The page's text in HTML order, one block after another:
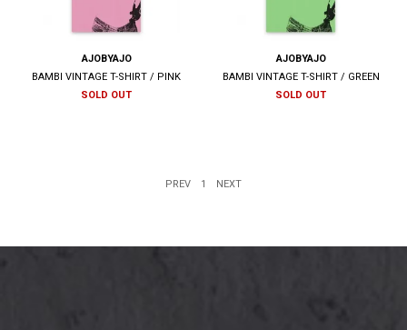
AJOBYAJO
BAMBI VINTAGE T-SHIRT / PINK
SOLD OUT
AJOBYAJO
BAMBI VINTAGE T-SHIRT / GREEN
SOLD OUT
PREV 1 NEXT